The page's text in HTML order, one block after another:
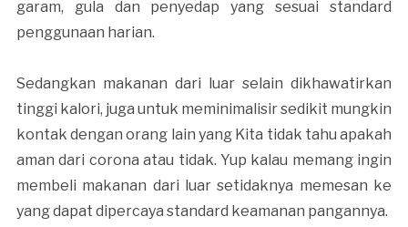
garam, gula dan penyedap yang sesuai standard
penggunaan harian.
Sedangkan makanan dari luar selain dikhawatirkan
tinggi kalori, juga untuk meminimalisir sedikit mungkin
kontak dengan orang lain yang Kita tidak tahu apakah
aman dari corona atau tidak. Yup kalau memang ingin
membeli makanan dari luar setidaknya memesan ke
yang dapat dipercaya standard keamanan pangannya.